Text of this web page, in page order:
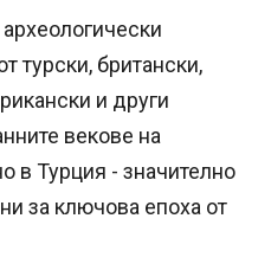
турски, британски,
и други
векове на
в Турция - значително
за ключова епоха от